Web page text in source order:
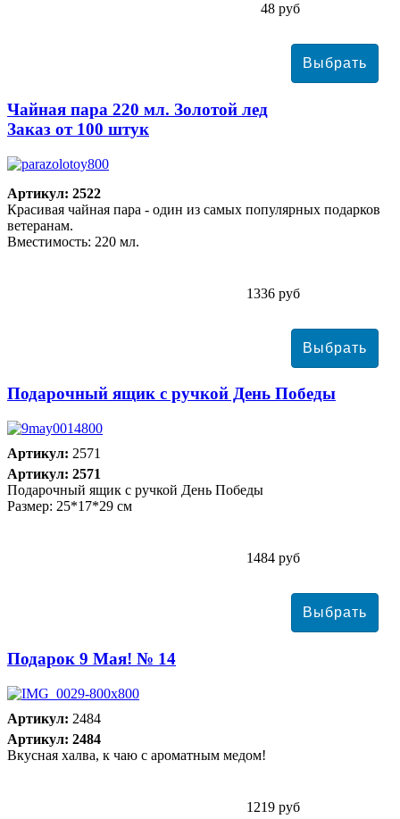
48 руб
Чайная пара 220 мл. Золотой лед
Заказ от 100 штук
Артикул: 2522
Красивая чайная пара - один из самых популярных подарков
ветеранам.
Вместимость: 220 мл.
1336 руб
Подарочный ящик с ручкой День Победы
Артикул: 2571
Артикул: 2571
Подарочный ящик с ручкой День Победы
Размер: 25*17*29 см
1484 руб
Подарок 9 Мая! № 14
Артикул: 2484
Артикул: 2484
Вкусная халва, к чаю с ароматным медом!
1219 руб